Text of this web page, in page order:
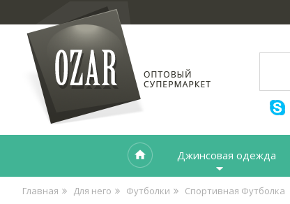
Джинсовая одежда
Главная Для него Футболки Спортивная Футболка